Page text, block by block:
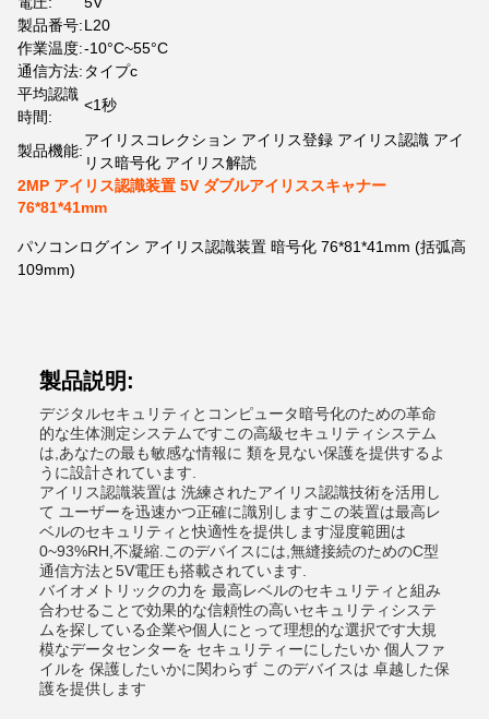
製品番号:L20
作業温度:-10°C~55°C
通信方法: タイプc
平均認識
時間:
<1秒
製品機能:
アイリスコレクション アイリス登録 アイリス認識 アイ
リス暗号化 アイリス解読
2MP アイリス認識装置 5V ダブルアイリススキャナー
76*81*41mm
パソコンログイン アイリス認識装置 暗号化 76*81*41mm (括弧高
109mm)
製品説明:
デジタルセキュリティとコンピュータ暗号化のための革命
的な生体測定システムですこの高級セキュリティシステム
は,あなたの最も敏感な情報に 類を見ない保護を提供するよ
うに設計されています.
アイリス認識装置は 洗練されたアイリス認識技術を活用し
て ユーザーを迅速かつ正確に識別しますこの装置は最高レ
ベルのセキュリティと快適性を提供します湿度範囲は
0~93%RH,不凝縮.このデバイスには,無縫接続のためのC型
通信方法と5V電圧も搭載されています.
バイオメトリックの力を 最高レベルのセキュリティと組み
合わせることで効果的な信頼性の高いセキュリティシステ
ムを探している企業や個人にとって理想的な選択です大規
模なデータセンターを セキュリティーにしたいか 個人ファ
イルを 保護したいかに関わらず このデバイスは 卓越した保
護を提供します